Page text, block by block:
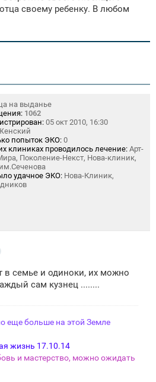
своему ребенку. В любом
на выданье
1062
05 окт 2010, 16:30
попыток ЭКО: 0
клиниках проводилось лечение: Арт-
Поколение-Некст, Нова-клиник,
удачное ЭКО: Нова-Клиник,
в семье и одиноки, их можно
сам кузнец ........
еще больше на этой Земле
жизнь 17.10.14
и мастерство, можно ожидать